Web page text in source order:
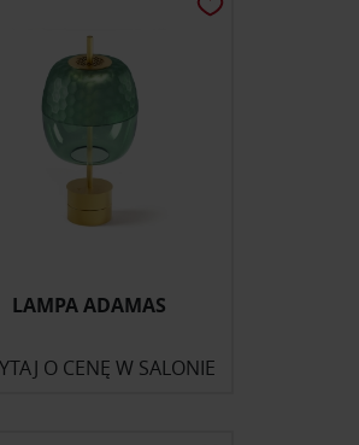
LAMPA ADAMAS
O CENĘ W SALONIE